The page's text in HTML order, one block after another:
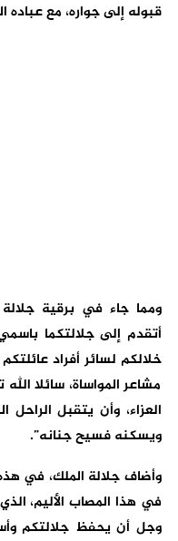
قبوله إلى جواره، مع عباده
ومما جاء في برقية جلالة
أتقدم إلى جلالتكما
خلالكم لسائر أفراد
مشاعر المواساة، سائلا
العزاء، وأن يتقبل
ويسكنه فسيح جنانه”.
وأضاف جلالة الملك، في
في هذا المصاب الأليم،
وجل أن يحفظ جلالتكم